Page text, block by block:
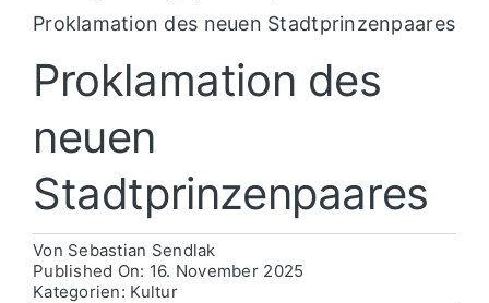
Blaulicht
Sport
Kultur
Politik
Proklamation des neuen Stadtprinzenpaares
Proklamation des
neuen
Stadtprinzenpaares
Von Sebastian Sendlak
Published On: 16. November 2025
Kategorien: Kultur